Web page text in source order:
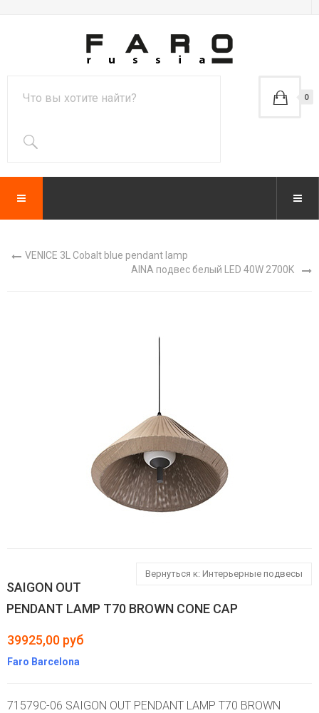
0
VENICE 3L Cobalt blue pendant lamp
AINA подвес белый LED 40W 2700K
Вернуться к: Интерьерные подвесы
SAIGON OUT
PENDANT LAMP T70 BROWN CONE CAP
39925,00 руб
Faro Barcelona
71579C-06 SAIGON OUT PENDANT LAMP T70 BROWN